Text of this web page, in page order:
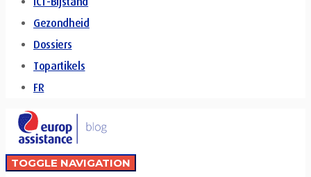
Gezondheid
Dossiers
Topartikels
FR
TOGGLE NAVIGATION